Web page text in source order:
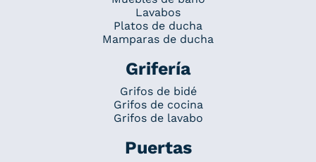
Lavabos
Platos de ducha
Mamparas de ducha
Grifería
Grifos de bidé
Grifos de cocina
Grifos de lavabo
Puertas